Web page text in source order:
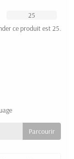
ce produit est 25.